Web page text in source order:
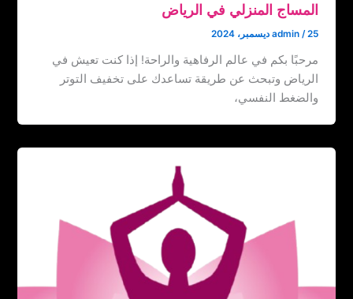
المساج المنزلي في الرياض
admin /25 ديسمبر، 2024
مرحبًا بكم في عالم الرفاهية والراحة! إذا كنت تعيش في
الرياض وتبحث عن طريقة تساعدك على تخفيف التوتر
والضغط النفسي،